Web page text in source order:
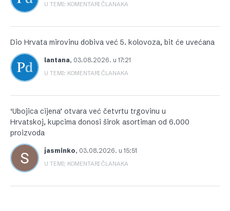
U TEMI: KOMENTARI ČLANAKA
Dio Hrvata mirovinu dobiva već 5. kolovoza, bit će uvećana
lantana, 03.08.2026. u 17:21
U TEMI: KOMENTARI ČLANAKA
‘Ubojica cijena’ otvara već četvrtu trgovinu u
Hrvatskoj, kupcima donosi širok asortiman od 6.000
proizvoda
jasminko, 03.08.2026. u 15:51
U TEMI: KOMENTARI ČLANAKA